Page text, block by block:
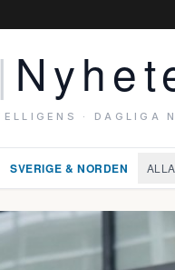
|
· DAGLIGA
SVERIGE & NORDEN